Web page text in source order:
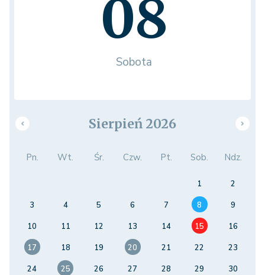
08
Sobota
Sierpień 2026
Pn. Wt. Śr. Czw. Pt. Sob. Ndz.
1
2
3
4 5 6 7 8
9
10
11 12 13 14 15
16
17
18 19 20 21 22
23
24
25 26 27 28 29 30